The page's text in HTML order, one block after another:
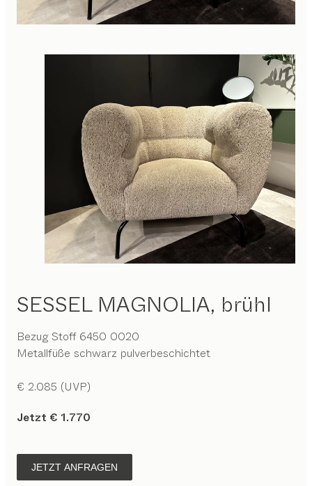
SESSEL MAGNOLIA, brühl
Bezug Stoff 6450 0020
Metallfüße schwarz pulverbeschichtet
€ 2.085 (UVP)
Jetzt € 1.770
JETZT ANFRAGEN